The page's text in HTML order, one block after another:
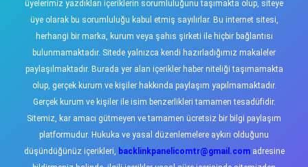
üyelerimiz yazdıkları içeriklerin sorumluluğunu taşımakta olup, siteye
üye olarak bu sorumluluğu kabul etmiş sayılırlar. Bu internet sitesi,
herhangi bir marka, kurum veya şahıs şirketi ile hiçbir bağlantısı
bulunmamaktadır. Sitede yalnızca kendi hazırladığımız makaleler
paylaşılmaktadır. Burada yer alan içerikler haber niteliği taşımamakta
olup, gerçek kurum ve kişiler hakkında paylaşım yapılmamaktadır.
Gerçek kurum ve kişiler ile isim benzerlikleri tamamen tesadüfidir.
Sitemiz, kar amacı gütmeyen ve tamamen ücretsiz bir bilgi paylaşım
platformudur. Hukuka ve yasal düzenlemelere aykırı olduğunu
düşündüğünüz içerikleri, backlinkpanelicomtr@gmail.comadresine